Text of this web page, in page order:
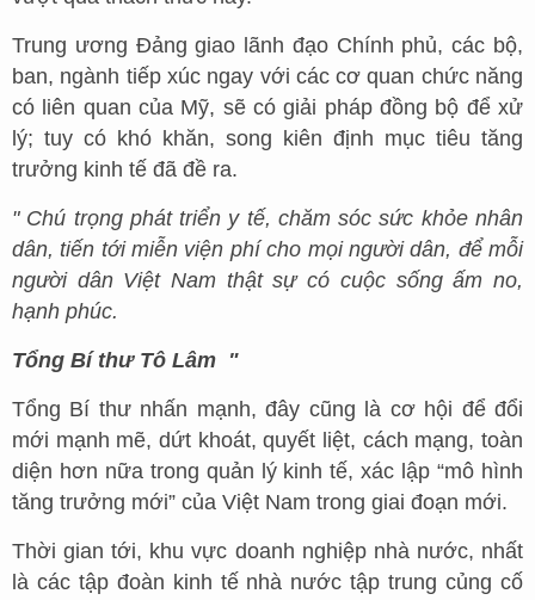
Trung ương Đảng giao lãnh đạo Chính phủ, các bộ,
ban, ngành tiếp xúc ngay với các cơ quan chức năng
có liên quan của Mỹ, sẽ có giải pháp đồng bộ để xử
lý; tuy có khó khăn, song kiên định mục tiêu tăng
trưởng kinh tế đã đề ra.
" Chú trọng phát triển y tế, chăm sóc sức khỏe nhân
dân, tiến tới miễn viện phí cho mọi người dân, để mỗi
người dân Việt Nam thật sự có cuộc sống ấm no,
hạnh phúc.
Tổng Bí thư Tô Lâm "
Tổng Bí thư nhấn mạnh, đây cũng là cơ hội để đổi
mới mạnh mẽ, dứt khoát, quyết liệt, cách mạng, toàn
diện hơn nữa trong quản lý kinh tế, xác lập “mô hình
tăng trưởng mới” của Việt Nam trong giai đoạn mới.
Thời gian tới, khu vực doanh nghiệp nhà nước, nhất
là các tập đoàn kinh tế nhà nước tập trung củng cố